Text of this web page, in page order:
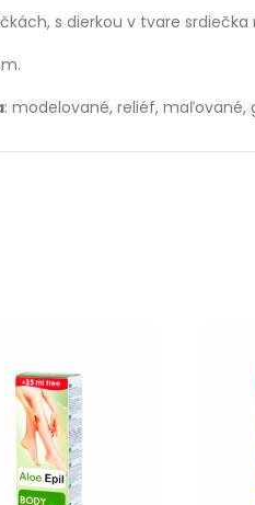
s dierkou v tvare srdiečka
: modelované, reliéf, maľované,